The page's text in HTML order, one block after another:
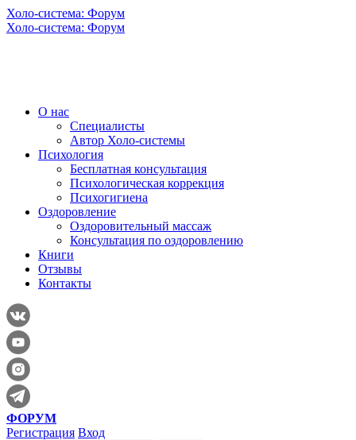
Холо-система: Форум
Холо-система: Форум
О нас
Специалисты
Автор Холо-системы
Психология
Бесплатная консультация
Психологическая коррекция
Психогигиена
Оздоровление
Оздоровительный массаж
Консультация по оздоровлению
Книги
Отзывы
Контакты
ФОРУМ
Регистрация Вход